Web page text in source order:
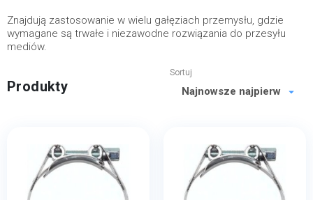
Znajdują zastosowanie w wielu gałęziach przemysłu, gdzie
wymagane są trwałe i niezawodne rozwiązania do przesyłu
mediów.
Produkty
Sortuj